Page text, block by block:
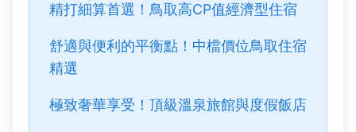
精打細算首選！鳥取高CP值經濟型住宿
舒適與便利的平衡點！中檔價位鳥取住宿
精選
極致奢華享受！頂級溫泉旅館與度假飯店